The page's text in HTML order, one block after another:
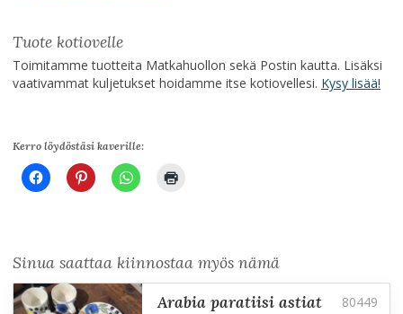
Tuote kotiovelle
Toimitamme tuotteita Matkahuollon sekä Postin kautta. Lisäksi
vaativammat kuljetukset hoidamme itse kotiovellesi. Kysy lisää!
Kerro löydöstäsi kaverille:
Sinua saattaa kiinnostaa myös nämä
arabia paratiisi astiat